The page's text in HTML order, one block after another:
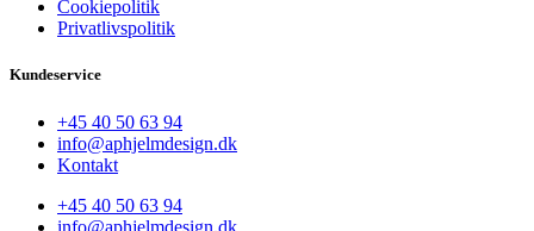
Cookiepolitik
Privatlivspolitik
Kundeservice
+45 40 50 63 94
info@aphjelmdesign.dk
Kontakt
+45 40 50 63 94
info@aphjelmdesign.dk